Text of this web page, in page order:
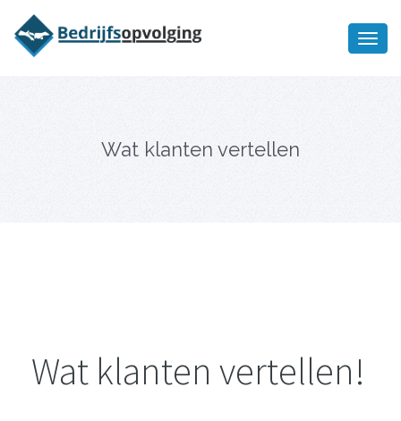
Wat klanten vertellen
Wat klanten vertellen!
bedrijfsopvolging voor fiscaal
juridisch advies
Ik wil meer informatie